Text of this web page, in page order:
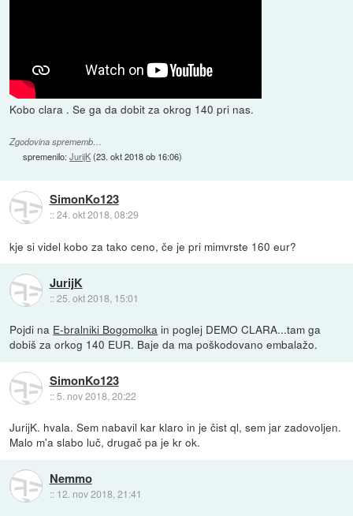
Kobo clara . Se ga da dobit za okrog 140 pri nas.
Zgodovina sprememb…
spremenilo:JurijK(23. okt 2018 ob 16:06)
SimonKo123
::24. okt 2018, 08:29
kje si videl kobo za tako ceno, če je pri mimvrste 160 eur?
JurijK
::25. okt 2018, 15:01
Pojdi na E-bralniki Bogomolka in poglej DEMO CLARA...tam ga
dobiš za orkog 140 EUR. Baje da ma poškodovano embalažo.
SimonKo123
::5. nov 2018, 20:22
JurijK. hvala. Sem nabavil kar klaro in je čist ql, sem jar zadovoljen.
Malo m'a slabo luč, drugač pa je kr ok.
Nemmo
:: 12. nov 2018, 21:41